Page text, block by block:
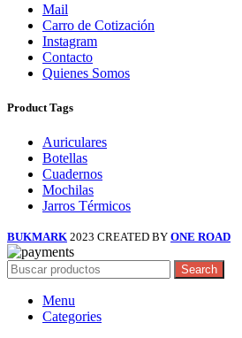
Mail
Carro de Cotización
Instagram
Contacto
Quienes Somos
Product Tags
Auriculares
Botellas
Cuadernos
Mochilas
Jarros Térmicos
BUKMARK 2023 CREATED BY ONE ROAD
Search
Menu
Categories